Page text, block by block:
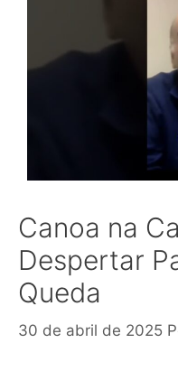
Canoa na
Despertar
Queda
30 de abril de 2025